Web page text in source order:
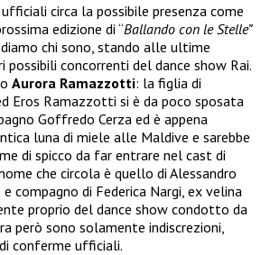
circa la possibile presenza come
edizione di “Ballando con le Stelle”
chi sono, stando alle ultime
possibili concorrenti del dance show Rai.
Aurora Ramazzotti: la figlia di
Eros Ramazzotti si è da poco sposata
Goffredo Cerza ed è appena
luna di miele alle Maldive e sarebbe
di spicco da far entrare nel cast di
che circola è quello di Alessandro
compagno di Federica Nargi, ex velina
proprio del dance show condotto da
però sono solamente indiscrezioni,
conferme ufficiali.